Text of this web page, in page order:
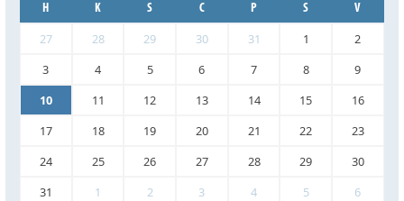
H K S C P S V
27 28 29 30 31 1
2
3
4 5 6 7 8
9
10
11 12 13 14 15
16
17
18 19 20 21 22
23
24
25 26 27 28 29
30
31
1 2 3 4 5 6